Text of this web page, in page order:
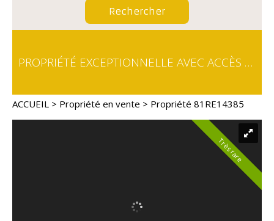
PROPRIÉTÉ EXCEPTIONNELLE AVEC ACCÈS PRIVÉ À LA RIVIÈRE ET PLAGE PRIVÉE 6HA
ACCUEIL > Propriété en vente > Propriété 81RE14385
Très rare